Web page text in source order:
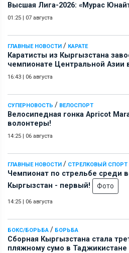
Высшая Лига-2026: «Мурас
01:25 | 07 августа
ГЛАВНЫЕ НОВОСТИ / КАРАТЕ
Каратисты из Кыргызстана
чемпионате Центральной Азии
16:43 | 06 августа
СУПЕРНОВОСТЬ / ВЕЛОСПОРТ
Велосипедная гонка Apricot
волонтеры!
14:25 | 06 августа
ГЛАВНЫЕ НОВОСТИ / СТРЕЛКОВЫЙ СПОРТ
Чемпионат по стрельбе среди
Кыргызстан - первый!
Фото
14:25 | 06 августа
БОКС/БОРЬБА / БОРЬБА
Сборная Кыргызстана стала
пляжному сумо в Таджикистане